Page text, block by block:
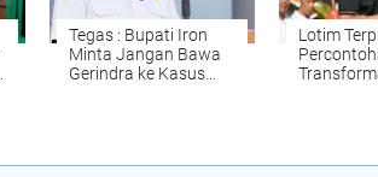
Tegas : Bupati Iron
Minta Jangan Bawa
Gerindra ke Kasus
Lotim